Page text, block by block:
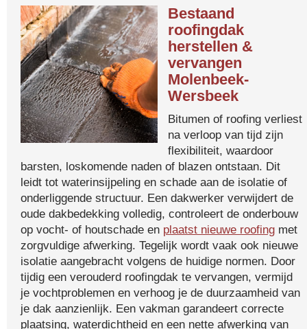
Bestaand
roofingdak
herstellen &
vervangen
Molenbeek-
Wersbeek
Bitumen of roofing verliest
na verloop van tijd zijn
flexibiliteit, waardoor
barsten, loskomende naden of blazen ontstaan. Dit
leidt tot waterinsijpeling en schade aan de isolatie of
onderliggende structuur. Een dakwerker verwijdert de
oude dakbedekking volledig, controleert de onderbouw
op vocht- of houtschade en plaatst nieuwe roofing met
zorgvuldige afwerking. Tegelijk wordt vaak ook nieuwe
isolatie aangebracht volgens de huidige normen. Door
tijdig een verouderd roofingdak te vervangen, vermijd
je vochtproblemen en verhoog je de duurzaamheid van
je dak aanzienlijk. Een vakman garandeert correcte
plaatsing, waterdichtheid en een nette afwerking van